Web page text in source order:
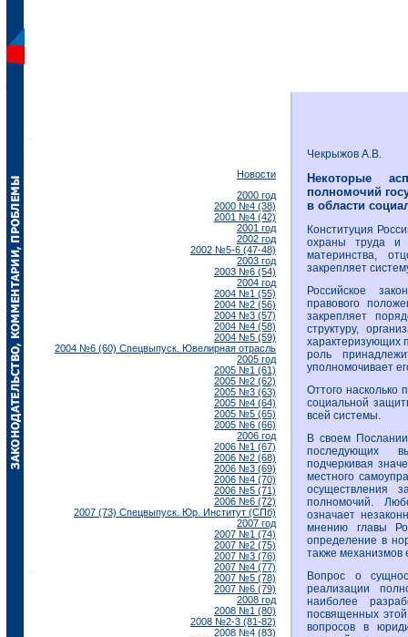
Новости
2000 год
2000 №4 (38)
2001 №4 (42)
2001 год
2002 год
2002 №5-6 (47-48)
2003 год
2003 №6 (54)
2004 год
2004 №1 (55)
2004 №2 (56)
2004 №3 (57)
2004 №4 (58)
2004 №5 (59)
2004 №6 (60) Спецвыпуск. Ювелирная отрасль
2005 год
2005 №1 (61)
2005 №2 (62)
2005 №3 (63)
2005 №4 (64)
2005 №5 (65)
2005 №6 (66)
2006 год
2006 №1 (67)
2006 №2 (68)
2006 №3 (69)
2006 №4 (70)
2006 №5 (71)
2006 №6 (72)
2007 (73) Спецвыпуск. Юр. Институт (СПб)
2007 год
2007 №1 (74)
2007 №2 (75)
2007 №3 (76)
2007 №4 (77)
2007 №5 (78)
2007 №6 (79)
2008 год
2008 №1 (80)
2008 №2-3 (81-82)
2008 №4 (83)
Чекрыжов А.В.
Некоторые
полномочий
в области
Конституция
охраны труда и
материнства,
закрепляет
Российское
правового
закрепляет
структуру,
характеризующих
роль
уполномочивает
Оттого насколько
социальной
всей системы.
В своем
последующих
подчеркивая
местного
осуществления
полномочий.
означает
мнению главы
определение в
также механизмов
Вопрос о
реализации
наиболее
посвященных
вопросов в